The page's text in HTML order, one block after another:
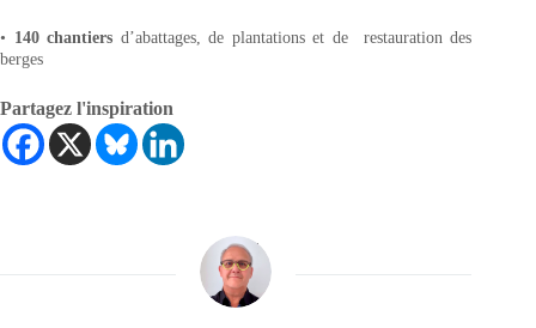
• 140 chantiers d’abattages, de plantations et de restauration des
berges
Partagez l'inspiration